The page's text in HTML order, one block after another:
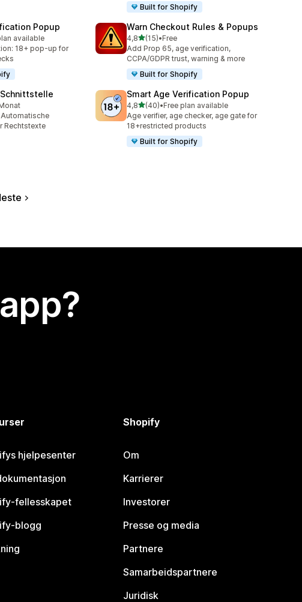
Built for Shopify
Popup
available
18+ pop-up for
Warn Checkout Rules & Popups
4,8av 5 stjerner
(15)
Totalt 15 omtaler
•Free
Add Prop 65, age verification,
CCPA/GDPR trust, warning & more
Built for Shopify
Rechtstexte
Smart Age Verification Popup
4,8av 5 stjerner
(40)
Totalt 40 omtaler
•Free plan available
Age verifier, age checker, age gate for
18+restricted products
Built for Shopify
hjelpesenter
fellesskapet
blogg
Shopify
Om
Karrierer
Investorer
Presse og media
Partnere
Samarbeidspartnere
Juridisk